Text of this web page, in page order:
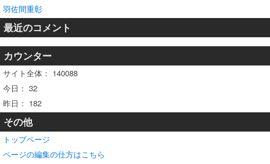
羽佐間重彰
最近のコメント
カウンター
サイト全体： 140088
今日： 32
昨日： 182
その他
トップページ
ページの編集の仕方はこちら